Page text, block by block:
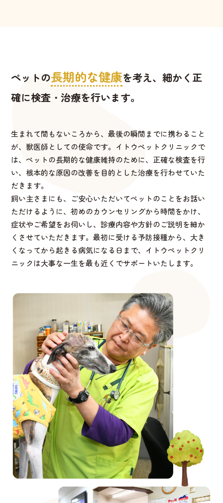
ペットの長期的な健康を考え、細かく正
確に検査・治療を行います。
生まれて間もないころから、最後の瞬間までに携わること
が、獣医師としての使命です。イトウペットクリニックで
は、ペットの長期的な健康維持のために、正確な検査を行
い、根本的な原因の改善を目的とした治療を行わせていた
だきます。
飼い主さまにも、ご安心いただいてペットのことをお話い
ただけるように、初めのカウンセリングから時間をかけ、
症状やご希望をお伺いし、診療内容や方針のご説明を細か
くさせていただきます。最初に受ける予防接種から、大き
くなってから起きる病気になる日まで、イトウペットクリ
ニックは大事な一生を最も近くでサポートいたします。